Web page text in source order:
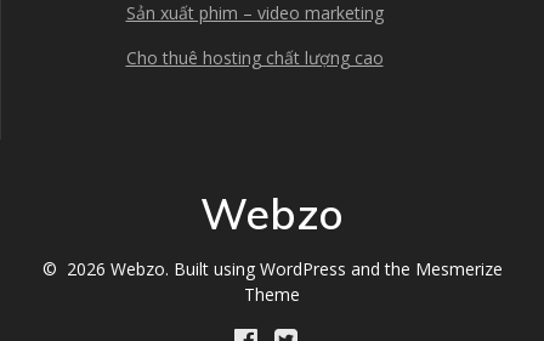
Sản xuất phim – video marketing
Cho thuê hosting chất lượng cao
Webzo
© 2026 Webzo. Built using WordPress and the Mesmerize
Theme